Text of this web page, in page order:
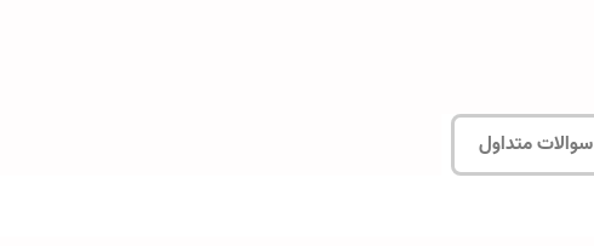
سوالات متداول